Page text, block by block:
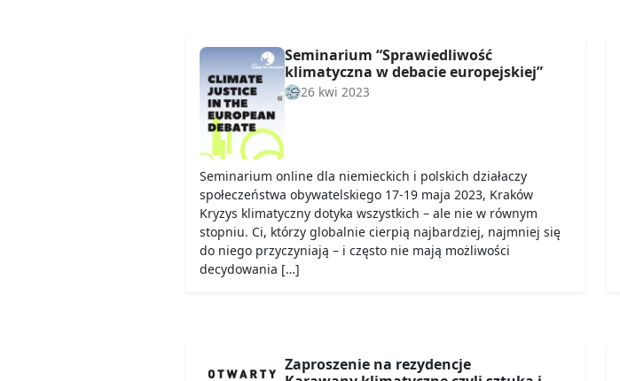
Seminarium “Sprawiedliwość
klimatyczna w debacie europejskiej”
26 kwi 2023
Seminarium online dla niemieckich i polskich działaczy
społeczeństwa obywatelskiego 17-19 maja 2023, Kraków
Kryzys klimatyczny dotyka wszystkich – ale nie w równym
stopniu. Ci, którzy globalnie cierpią najbardziej, najmniej się
do niego przyczyniają – i często nie mają możliwości
decydowania […]
Zaproszenie na rezydencje